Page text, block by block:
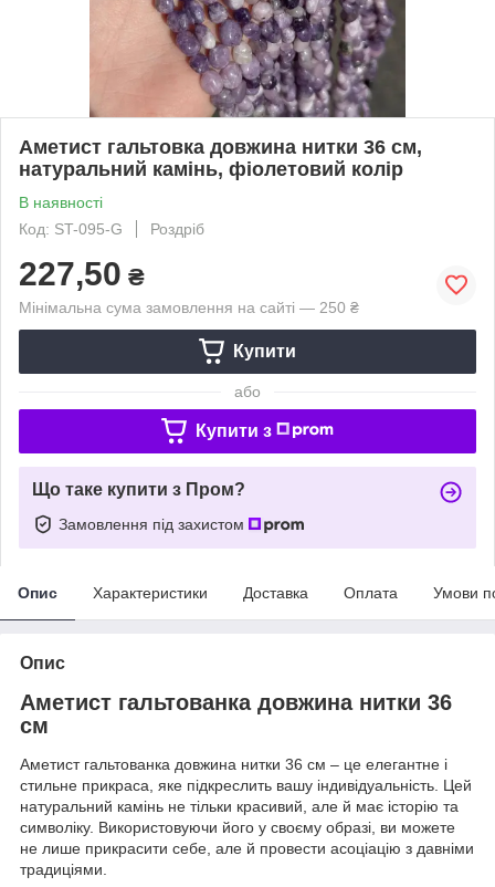
Аметист гальтовка довжина нитки 36 см,
натуральний камінь, фіолетовий колір
В наявності
Код: ST-095-G
Роздріб
227,50 ₴
Мінімальна сума замовлення на сайті — 250 ₴
Купити
або
Купити з
Що таке купити з Пром?
Замовлення під захистом
Опис Характеристики Доставка Оплата Умови
Опис
Аметист гальтованка довжина нитки 36
см
Аметист гальтованка довжина нитки 36 см – це елегантне і
стильне прикраса, яке підкреслить вашу індивідуальність. Цей
натуральний камінь не тільки красивий, але й має історію та
символіку. Використовуючи його у своєму образі, ви можете
не лише прикрасити себе, але й провести асоціацію з давніми
традиціями.